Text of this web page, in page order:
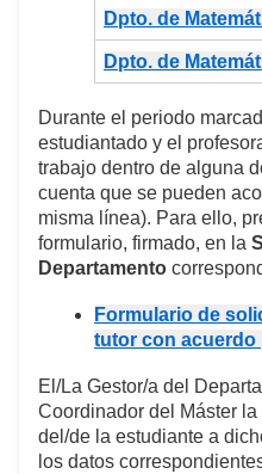
Dpto. de
Dpto. de
Durante el periodo
estudiantado y el
trabajo dentro de alguna
cuenta que se pueden
misma línea). Para ello,
formulario, firmado, en la
Departamento
Formulario de
tutor con acuerdo
El/La Gestor/a del
Coordinador del Máster
del/de la estudiante a
los datos